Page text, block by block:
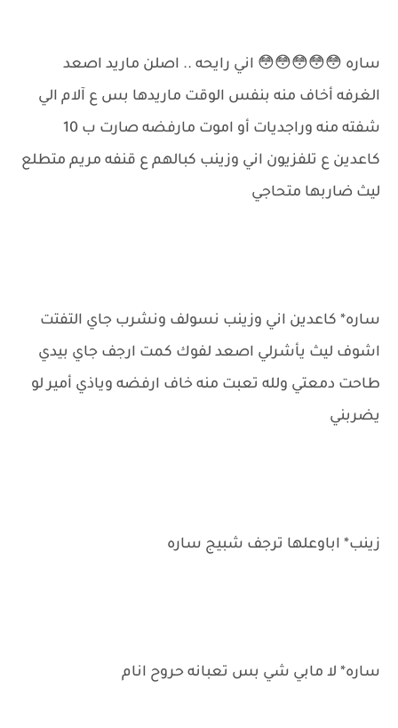
ساره 😳😳😳😳😳 اني رايحه .. اصلن ماريد اصعد
الغرفه أخاف منه بنفس الوقت ماريدها بس ع آلام الي
شفته منه وراجديات أو اموت مارفضه صارت ب 10
كاعدين ع تلفزيون اني وزينب كبالهم ع قنفه مريم متطلع
ليث ضاربها متحاجي
ساره* كاعدين اني وزينب نسولف ونشرب جاي التفتت
اشوف ليث يأشرلي اصعد لفوك كمت ارجف جاي بيدي
طاحت دمعتي ولله تعبت منه خاف ارفضه وياذي أمير لو
يضربني
زينب* اباوعلها ترجف شبيج ساره
ساره* لا مابي شي بس تعبانه حروح انام